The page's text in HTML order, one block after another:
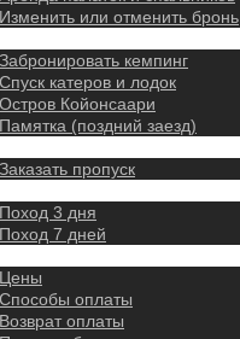
Изменить или отменить бронь
Забронировать кемпинг
Спуск катеров и лодок
Остров Койонсаари
Памятка (поздний заезд)
Заказать пропуск
Поход 3 дня
Поход 7 дней
Цены
Способы оплаты
Возврат оплаты